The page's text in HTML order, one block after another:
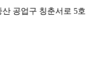
공업구 칭춘서로 5호